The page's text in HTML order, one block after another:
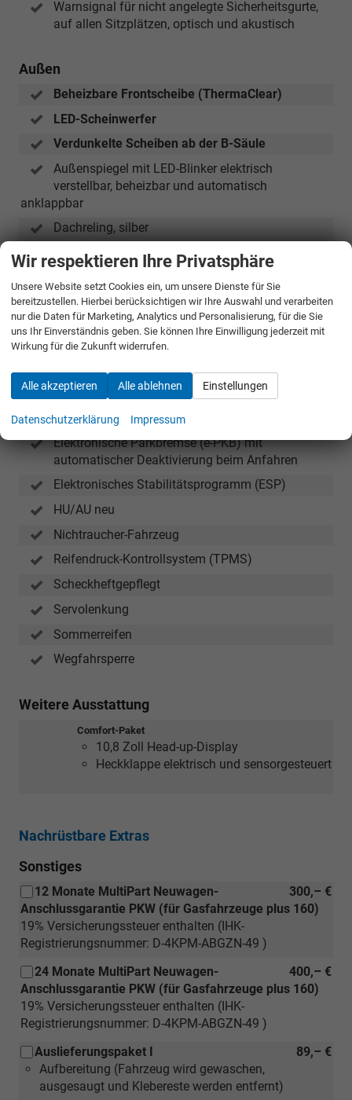
Automatikgetriebe)
Warnsignal für nicht angelegte Sicherheitsgurte,
auf allen Sitzplätzen, optisch und akustisch
Außen
Beheizbare Frontscheibe (ThermaClear)
LED-Scheinwerfer
Verdunkelte Scheiben ab der B-Säule
Außenspiegel mit LED-Blinker elektrisch
verstellbar, beheizbar und automatisch
anklappbar
Dachreling, silber
LED-Rückleuchten
Räder & Technik
18 Zoll Leichtmetallfelgen
R18)
Anti-Blockiersystem (ABS) mit elektronischer
Bremskraftverteilung (EBD)
Deckelloser Tankverschluss (push/pull)
Elektronische Parkbremse (e-PKB) mit
automatischer Deaktivierung beim Anfahren
Elektronisches Stabilitätsprogramm (ESP)
HU/AU neu
Nichtraucher-Fahrzeug
Reifendruck-Kontrollsystem (TPMS)
Scheckheftgepflegt
Servolenkung
Sommerreifen
Wegfahrsperre
Weitere Ausstattung
Comfort-Paket
10,8 Zoll Head-up-Display
Heckklappe elektrisch und sensorgesteuert
Nachrüstbare Extras
Sonstiges
300,– €
12 Monate MultiPart Neuwagen-
Anschlussgarantie PKW (für Gasfahrzeuge plus 160)
19% Versicherungssteuer enthalten (IHK-
Registrierungsnummer: D-4KPM-ABGZN-49 )
400,– €
24 Monate MultiPart Neuwagen-
Anschlussgarantie PKW (für Gasfahrzeuge plus 160)
19% Versicherungssteuer enthalten (IHK-
Registrierungsnummer: D-4KPM-ABGZN-49 )
89,– €
Auslieferungspaket I
Aufbereitung (Fahrzeug wird gewaschen,
ausgesaugt und Klebereste werden entfernt)
Wir respektieren Ihre Privatsphäre
Unsere Website setzt Cookies ein, um unsere Dienste für Sie
bereitzustellen. Hierbei berücksichtigen wir Ihre Auswahl und verarbeiten
nur die Daten für Marketing, Analytics und Personalisierung, für die Sie
uns Ihr Einverständnis geben. Sie können Ihre Einwilligung jederzeit mit
Wirkung für die Zukunft widerrufen.
Alle akzeptieren Alle ablehnen Einstellungen
Datenschutzerklärung Impressum